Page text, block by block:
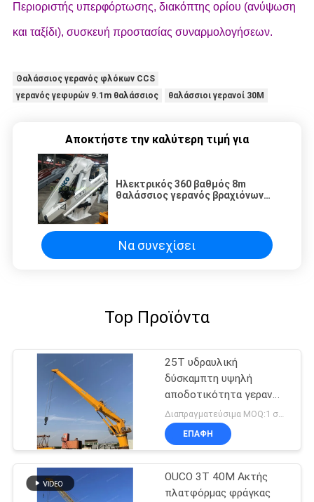
Περιοριστής υπερφόρτωσης, διακόπτης ορίου (ανύψωση
και ταξίδι), συσκευή προστασίας συναρμολογήσεων.
Θαλάσσιος γερανός φλόκων CCS
γερανός γεφυρών 9.1m θαλάσσιος
θαλάσσιοι γερανοί 30M
Αποκτήστε την καλύτερη τιμή για
Ηλεκτρικός 360 βαθμός 8m
θαλάσσιος γερανός βραχιόνων
Να συνεχίσει
Top Προϊόντα
25T υδραυλική
δύσκαμπτη υψηλή
αποδοτικότητα γερανών
βραχιόνων θαλάσσια
ηλεκτρική για βαρέων
καθηκόντων
ΕΠΑΦΉ
OUCO 3T 40M Ακτής
πλατφόρμας φράγκας